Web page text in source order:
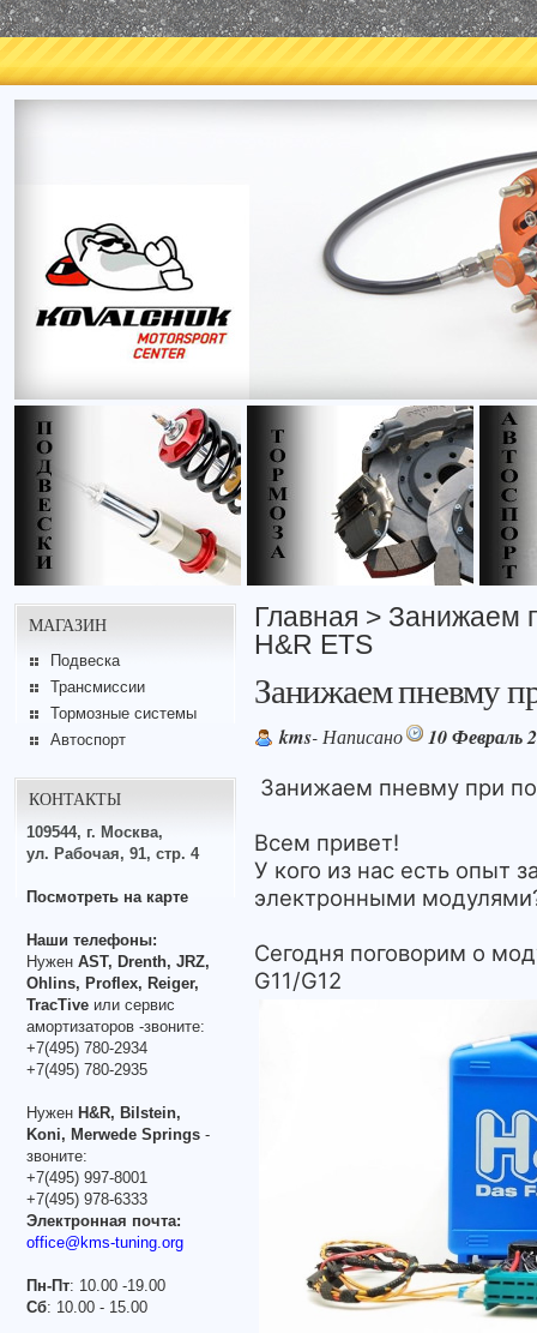
МАГАЗИН
Подвеска
Трансмиссии
Тормозные системы
Автоспорт
КОНТАКТЫ
109544, г. Москва,
ул. Рабочая, 91, стр. 4
Посмотреть на карте
Наши телефоны:
Нужен AST, Drenth, JRZ,
Ohlins, Proflex, Reiger,
TracTive или сервис
амортизаторов -звоните:
+7(495) 780-2934
+7(495) 780-2935
Нужен H&R, Bilstein,
Koni, Merwede Springs -
звоните:
+7(495) 997-8001
+7(495) 978-6333
Электронная почта:
office@kms-tuning.org
Пн-Пт: 10.00 -19.00
Сб: 10.00 - 15.00
Главная > Занижаем
H&R ETS
Занижаем пневму
kms- Написано
10 Февраль
Занижаем пневму при
Всем привет!
У кого из нас есть опыт
электронными
Сегодня поговорим о
G11/G12